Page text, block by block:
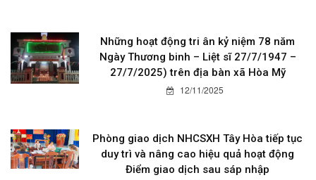
Những hoạt động tri ân kỷ niệm 78 năm
Ngày Thương binh – Liệt sĩ 27/7/1947 –
27/7/2025) trên địa bàn xã Hòa Mỹ
12/11/2025
Phòng giao dịch NHCSXH Tây Hòa tiếp tục
duy trì và nâng cao hiệu quả hoạt động
Điểm giao dịch sau sáp nhập